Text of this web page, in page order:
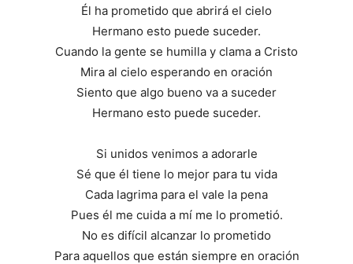
Él ha prometido que abrirá el cielo
Hermano esto puede suceder.
Cuando la gente se humilla y clama a Cristo
Mira al cielo esperando en oración
Siento que algo bueno va a suceder
Hermano esto puede suceder.
Si unidos venimos a adorarle
Sé que él tiene lo mejor para tu vida
Cada lagrima para el vale la pena
Pues él me cuida a mí me lo prometió.
No es difícil alcanzar lo prometido
Para aquellos que están siempre en oración